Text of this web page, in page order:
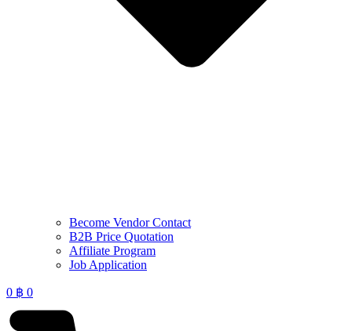
Become Vendor Contact
B2B Price Quotation
Affiliate Program
Job Application
0 ฿ 0